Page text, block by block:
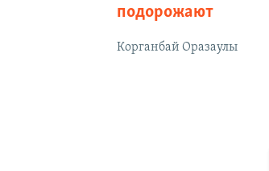
подорожают
Корганбай Оразаулы